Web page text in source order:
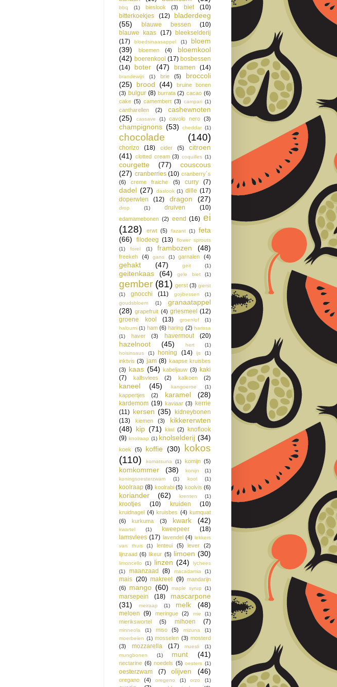
bbq (1) bieslook (3) biet
(10)
bitterkoekjes
(12)
bladerdeeg
(55)
blauwe bessen
(10)
blauwe kaas (17) bleekselderij
(17)
bloedsinaasappel (1)
bloem
(39)
bloemen (4)
bloemkool
(42) boerenkool (17) bosbessen
(14)
boter (47) bramen (14)
brandewijn (1) brie (5)
broccoli
(25)
brood (44)
bruine bonen
(3) bulgur (8) burrata (2) cacao (6)
cake (5) camembert (3) campari (1)
cantharellen (2)
cashewnoten
(25)
cassave (1) cavolo nero (3)
champignons (53) cheddar (1)
chocolade (140)
chorizo (18) cider (5)
citroen
(41) clotted cream (3) coquilles (1)
courgette (77)
couscous
(27) cranberries (10) cranberry´s
(6)
creme fraiche (5) curry (7)
dadel (27) daslook (1) dille (17)
doperwten
(12) dragon (27)
drop (1) druiven (10)
edamamebonen (2) eend (16) ei
(128)
erwt (5) fazant (1)
feta
(66)
filodeeg (13)
flower sprouts
(1)
forel (1) frambozen (48)
freekeh (4) gans (1) garnalen (4)
gehakt (47) geit (1)
geitenkaas (64) gele biet (1)
gember (81) gerst (3) gierst
(1)
gnocchi (11) gojibessen
(1)
goudsbloem
(1)
granaatappel
(28) grapefruit (4) griesmeel (12)
groene kool
(13) groenlof
(1)
haloumi (1) ham (6) haring (2) harissa
(1)
haver (3) havermout (20)
hazelnoot (45) hert
(1)
hoisinsaus
(1) honing (14) ijs (1)
inktvis (3) jam (8) kaapse kruisbes
(3) kaas (54) kabeljauw (3) kaki
(7)
kalfsvlees (2) kalkoen (2)
kaneel (45) kangoeroe (1)
kappertjes (2) karamel (28)
kardemom (19) kaviaar (3) kerrie
(11) kersen (35) kidneybonen
(13)
kiemen (3)
kikkererwten
(48) kip (71) kiwi (2) knoflook
(9) knolraap (1) knolselderij (34)
koek (5) koffie (30)
kokos
(110)
komatsuna (1) komijn (5)
komkommer (38) konijn
(1)
koningsoesterzwam
(1) kool (1)
koolraap (8) koolrabi (5) koolvis (6)
koriander (62) krenten (1)
krootjes (10) kruiden (10)
kruidnagel (4) kruisbes (4) kumquat
(6)
kurkuma (3) kwark (42)
kwartel (1) kweepeer
(18)
lamsvlees (17) lavendel (4) lekkers
van thuis
(1) lenteui (5) lever
(2)
lijnzaad (6) likeur (5) limoen (30)
limoncello (1) linzen (24)
lychees
(1)
maanzaad (8) macadamia (1)
mais (20) makreel (9) mandarijn
(6)
mango (60) maple syrup (1)
marsepein (18)
mascarpone
(31)
meiraap (1) melk (48)
meloen (9) meringue (2) mie (1)
mierikswortel (5) mihoen (7)
minneola (1) miso (5) mizuna
(1)
moerbeien (1) mosselen (3) mosterd
(3)
mozzarella (17) muesli
(1)
mungbonen
(1) munt (41)
nectarine (6) noedels (5) oesters (1)
oesterzwam (7) olijven (46)
oregano (4) oregeno (1) orzo (1)